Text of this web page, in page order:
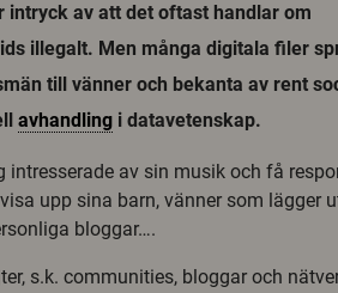
intryck av att det oftast handlar om
illegalt. Men många digitala filer
till vänner och bekanta av rent
avhandling i datavetenskap.
av sin musik och få
upp sina barn, vänner som lägger
bloggar….
s.k. communities, bloggar och